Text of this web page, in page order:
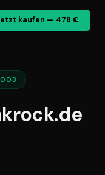
kaufen — 478 €